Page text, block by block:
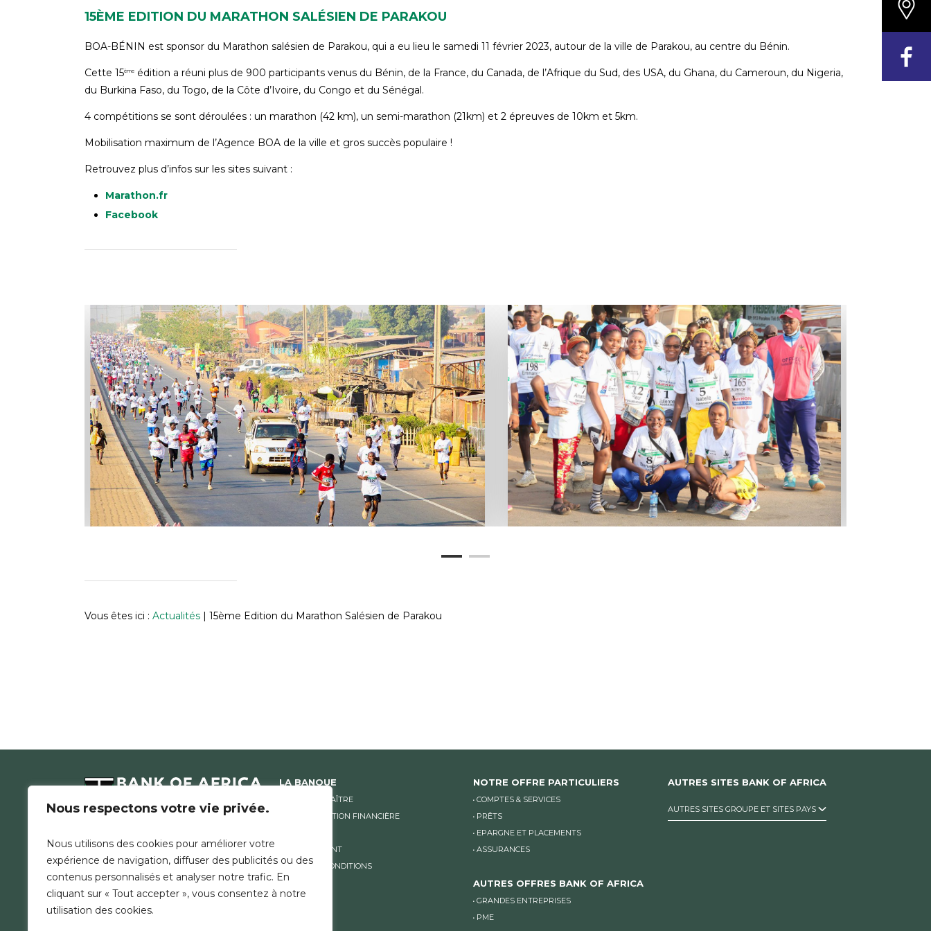
Nous respectons votre vie privée.
Nous utilisons des cookies pour améliorer votre
expérience de navigation, diffuser des publicités ou des
contenus personnalisés et analyser notre trafic. En
cliquant sur « Tout accepter », vous consentez à notre
utilisation des cookies.
15ÈME EDITION DU MARATHON SALÉSIEN DE PARAKOU
BOA-BÉNIN est sponsor du Marathon salésien de Parakou, qui a eu lieu le samedi 11 février 2023, autour de la ville de Parakou, au centre du Bénin.
Cette 15ème édition a réuni plus de 900 participants venus du Bénin, de la France, du Canada, de l’Afrique du Sud, des USA, du Ghana, du Cameroun, du Nigeria,
du Burkina Faso, du Togo, de la Côte d’Ivoire, du Congo et du Sénégal.
4 compétitions se sont déroulées : un marathon (42 km), un semi-marathon (21km) et 2 épreuves de 10km et 5km.
Mobilisation maximum de l’Agence BOA de la ville et gros succès populaire !
Retrouvez plus d’infos sur les sites suivant :
Marathon.fr
Facebook
Vous êtes ici : Actualités |15ème Edition du Marathon Salésien de Parakou
LA BANQUE
NOUS CONNAÎTRE
COMMUNICATION FINANCIÈRE
RECRUTEMENT
TARIFS ET CONDITIONS
NOTRE OFFRE PARTICULIERS
COMPTES & SERVICES
PRÊTS
EPARGNE ET PLACEMENTS
ASSURANCES
AUTRES OFFRES BANK OF AFRICA
GRANDES ENTREPRISES
PME
AUTRES SITES BANK OF AFRICA
AUTRES SITES GROUPE ET SITES PAYS